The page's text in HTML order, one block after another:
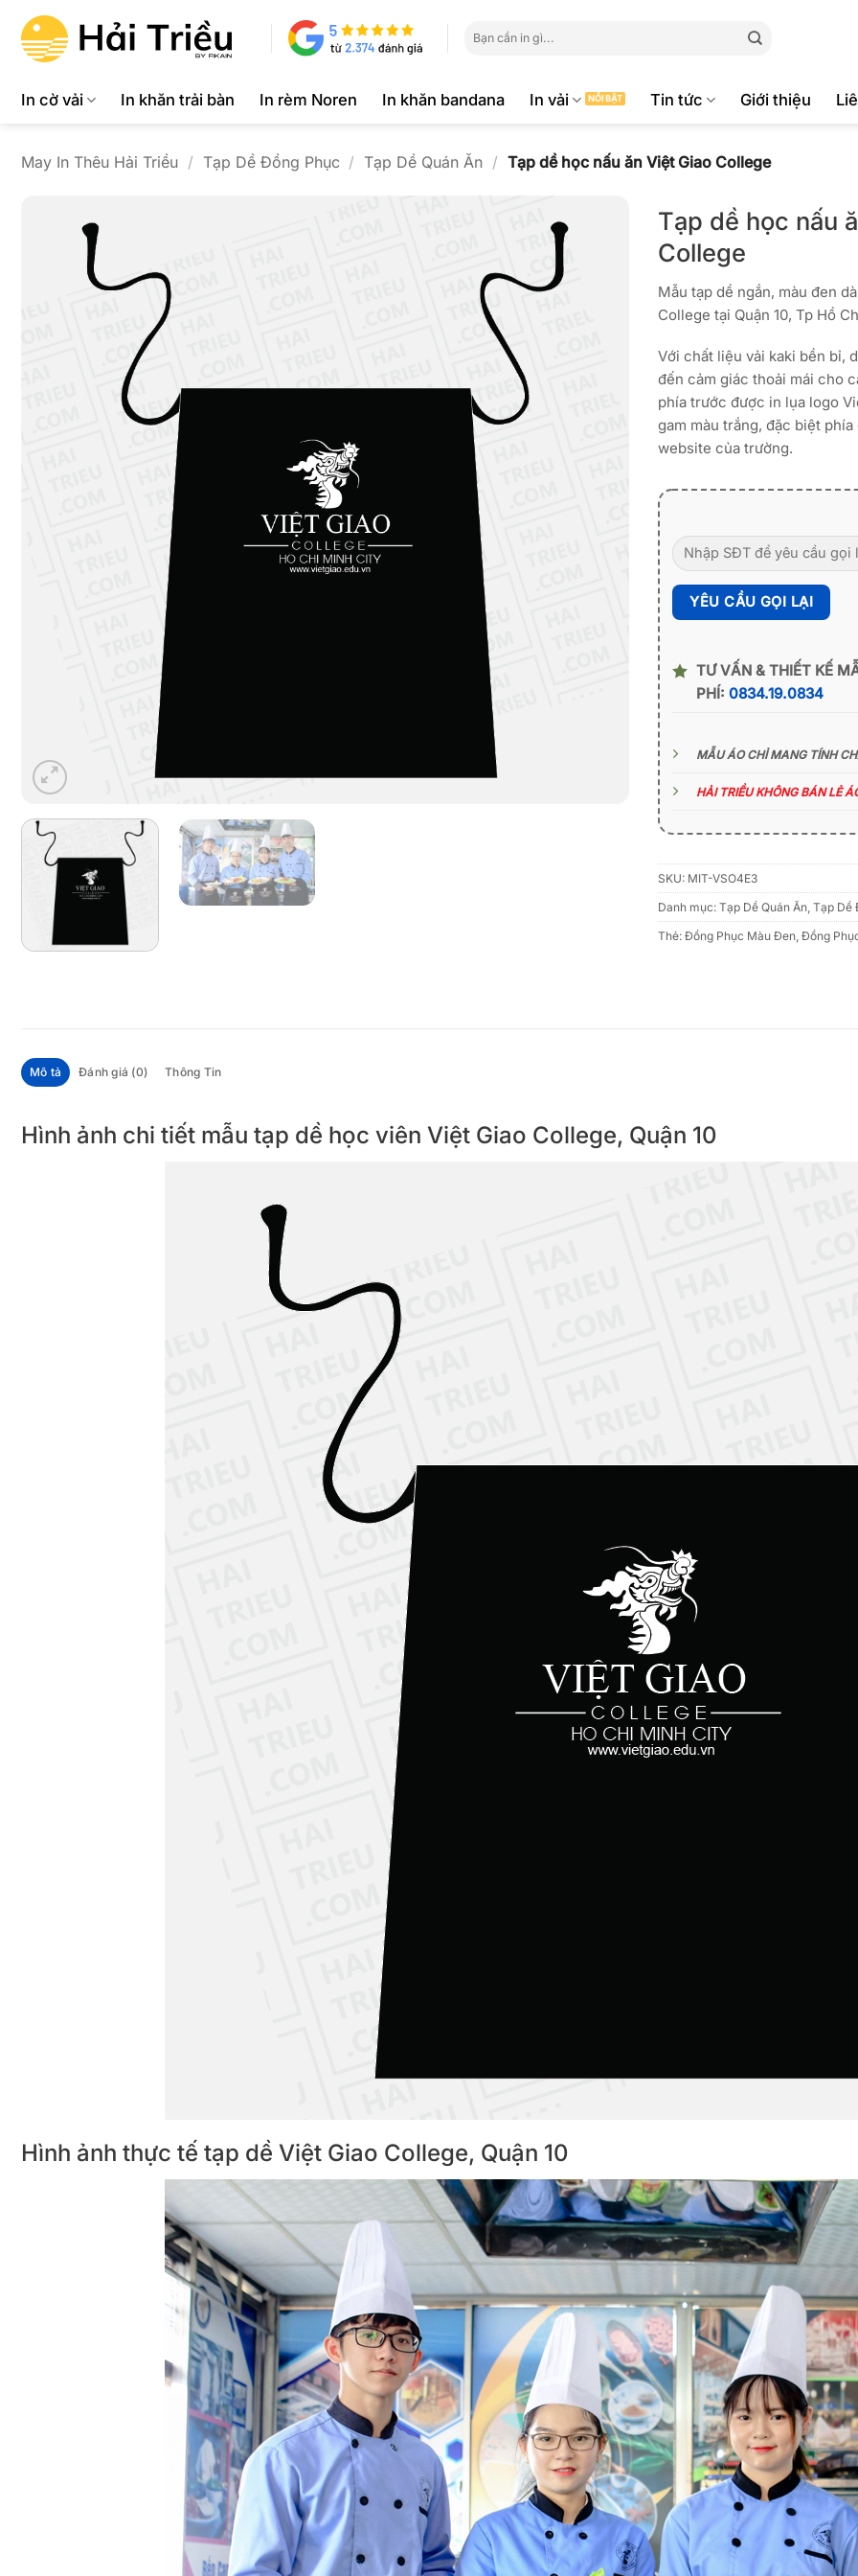
qua
kiếm:
In cờ vải In khăn trải bàn In rèm Noren In khăn bandana In vải Tin tức Giới thiệu
May In Thêu Hải Triều / Tạp Dề Đồng Phục / Tạp Dề Quán Ăn / Tạp dề học nấu ăn Việt Giao College
Tạp dề học nấu
College
Mẫu tạp dề ngắn, màu đen
College tại Quận 10, Tp Hồ
Với chất liệu vải kaki bền bỉ,
đến cảm giác thoải mái cho
phía trước được in lụa logo
gam màu trắng, đặc biệt
website của trường.
TƯ VẤN & THIẾT KẾ
PHÍ: 0834.19.0834
MẪU ÁO CHỈ MANG TÍNH
HẢI TRIỀU KHÔNG BÁN LẺ
SKU: MIT-VSO4E3
Danh mục: Tạp Dề Quán Ăn Tạp Dề
Thẻ: Đồng Phục Màu Đen Đồng
Mô tả Đánh giá (0) Thông Tin
Hình ảnh chi tiết mẫu tạp dề học viên Việt Giao College, Quận 10
Hình ảnh thực tế tạp dề Việt Giao College, Quận 10